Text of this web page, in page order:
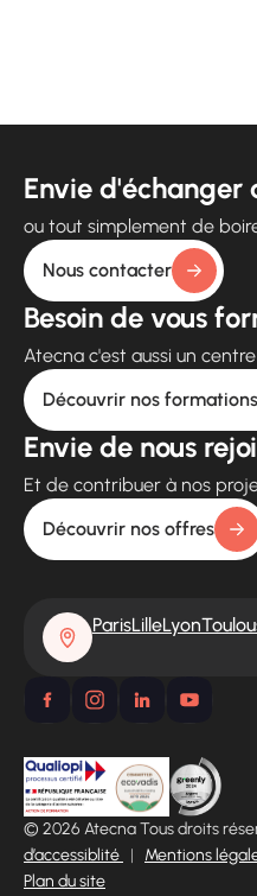
Envie d'échanger
ou tout simplement de
Nous contacter
Besoin de vous
Atecna c'est aussi un
Découvrir nos formations
Envie de nous
Et de contribuer à nos
Découvrir nos offres
ParisLilleLyon
© 2026 Atecna Tous droits
d’accessiblité | Mentions
Plan du site